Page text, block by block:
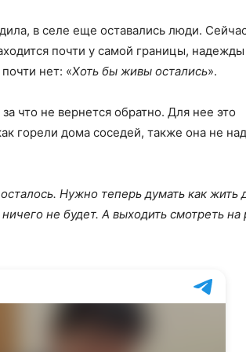
в селе еще оставались люди.
почти у самой границы,
нет: «Хоть бы живы остались».
что не вернется обратно. Для нее это
горели дома соседей, также она не
Нужно теперь думать как жить
не будет. А выходить смотреть на